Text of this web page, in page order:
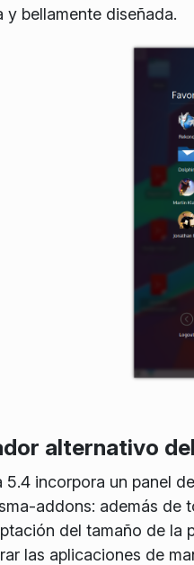
y bellamente diseñada.
alternativo
5.4 incorpora un panel
addons: además de
del tamaño de la
las aplicaciones de